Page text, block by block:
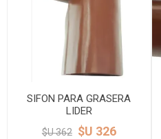
SIFON PARA GRASERA
LIDER
$U 362 $U 326